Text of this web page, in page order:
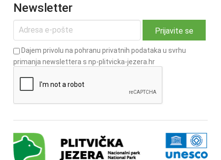
Newsletter
Dajem privolu na pohranu privatnih podataka u svrhu
primanja newslettera s np-plitvicka-jezera.hr